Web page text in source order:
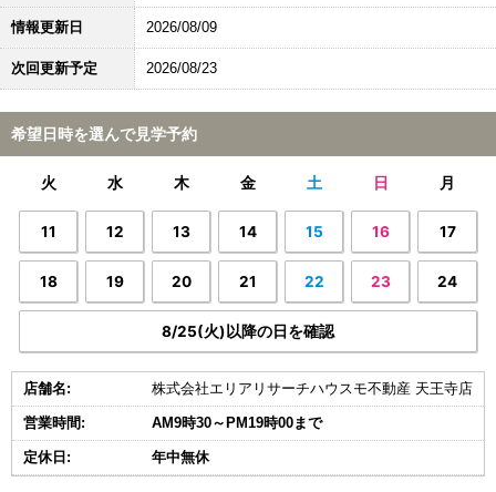
情報更新日 2026/08/09
次回更新予定 2026/08/23
希望日時を選んで見学予約
火 水 木 金 土 日 月
11 12 13 14 15 16 17
18 19 20 21 22 23 24
8/25(火)以降の日を確認
店舗名: 株式会社エリアリサーチハウスモ不動産 天王寺店
営業時間: AM9時30～PM19時00まで
定休日: 年中無休